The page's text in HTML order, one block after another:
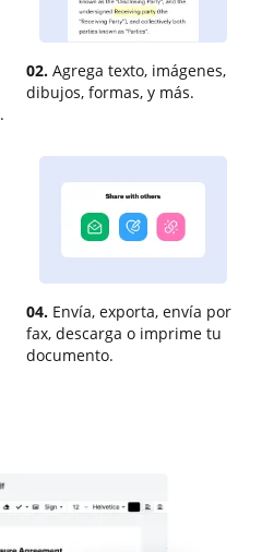
02. Agrega texto, imágenes,
dibujos, formas, y más.
04. Envía, exporta, envía por
fax, descarga o imprime tu
documento.